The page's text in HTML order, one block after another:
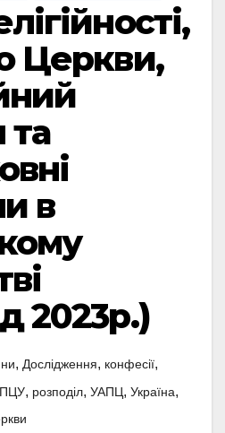
Церкви,
та
в
2023р.)
, Дослідження, конфесії,
ПЦУ, розподіл, УАПЦ, Україна,